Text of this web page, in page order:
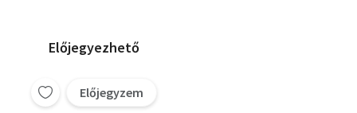
Előjegyezhető
Előjegyzem